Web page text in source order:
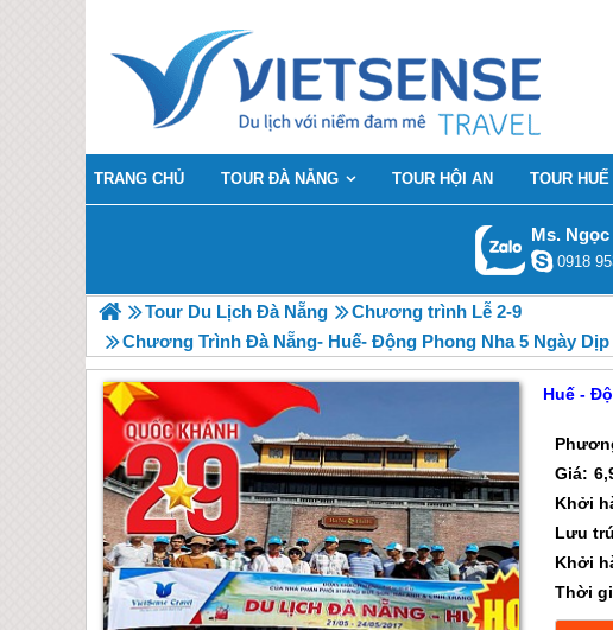
TRANG CHỦ TOUR ĐÀ NẴNG TOUR HỘI AN TOUR HUẾ
Ms.
0918
Tour Du Lịch Đà Nẵng
Chương trình Lễ 2-9
Chương Trình Đà Nẵng- Huế- Động Phong Nha 5 Ngày Dịp
Huế -
Giá:
Khởi
Lưu
Khởi
Thời